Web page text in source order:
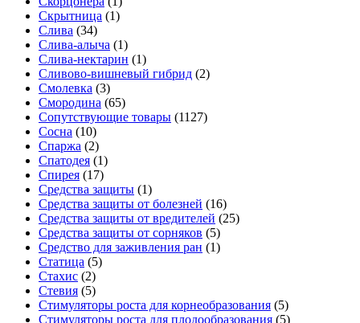
Скрытница (1)
Слива (34)
Слива-алыча (1)
Слива-нектарин (1)
Сливово-вишневый гибрид (2)
Смолевка (3)
Смородина (65)
Сопутствующие товары (1127)
Сосна (10)
Спаржа (2)
Спатодея (1)
Спирея (17)
Средства защиты (1)
Средства защиты от болезней (16)
Средства защиты от вредителей (25)
Средства защиты от сорняков (5)
Средство для заживления ран (1)
Статица (5)
Стахис (2)
Стевия (5)
Стимуляторы роста для корнеобразования (5)
Стимуляторы роста для плодообразования (5)